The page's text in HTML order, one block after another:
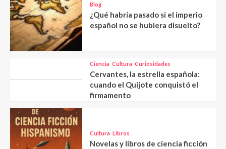
Blog
¿Qué habría pasado si el imperio
español no se hubiera disuelto?
Ciencia Cultura Curiosidades
Cervantes, la estrella española:
cuando el Quijote conquistó el
firmamento
Cultura Libros
Novelas y libros de ciencia ficción